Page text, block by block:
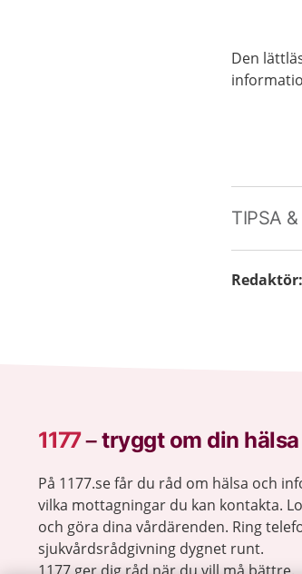
Den
TIPSA
Redaktör:
1177–tryggt om din
På 1177.se får du råd om hälsa och
vilka mottagningar du kan kontakta.
och göra dina vårdärenden. Ring
sjukvårdsrådgivning dygnet runt.